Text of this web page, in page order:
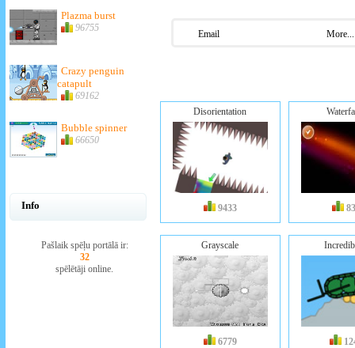
Plazma burst
96755
Crazy penguin
catapult
69162
Bubble spinner
66650
Info
Pašlaik spēļu portālā ir:
32
spēlētāji online.
Email More...
Disorientation
9433
Grayscale
6779